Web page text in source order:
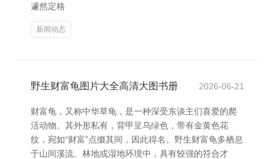
遽然定格
新闻动态
野生财富龟图片大全高清大图书册 2026-06-21
财富龟，又称中华草龟，是一种深受东谈主们喜爱的爬
活动物。其外形私有，背甲呈乌绿色，带有金黄色花
纹，宛如“财富”点缀其间，因此得名。野生财富龟多栖息
于山间溪流、林地或湿地环境中，具有较强的符合才